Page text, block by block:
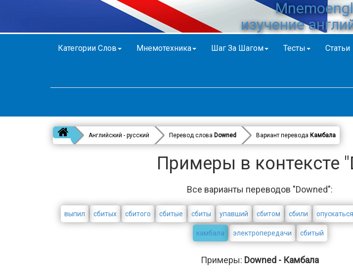
изучение
Категории Слов Мнемотехника Шаг За Шагом Тесты Статьи
Английский - русский Перевод слова Downed Вариант перевода Камбала
Примеры в контексте
Все варианты переводов "Downed":
выпил сбитых сбитого сбитые сбиты упавший сбитом сбили опускаться
камбала электропередачи сбитый
Примеры: Downed - Камбала